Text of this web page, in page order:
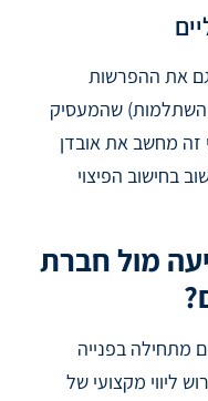
את ההפרשות
השתלמות) שהמעסיק
זה מחשב את אובדן
בחישוב הפיצוי
מול חברת
מתחילה בפנייה
ליווי מקצועי של